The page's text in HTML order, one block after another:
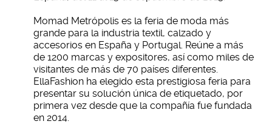
Momad Metrópolis es la feria de moda más
grande para la industria textil, calzado y
accesorios en España y Portugal. Reúne a más
de 1200 marcas y expositores, así como miles de
visitantes de más de 70 países diferentes.
EllaFashion ha elegido esta prestigiosa feria para
presentar su solución única de etiquetado, por
primera vez desde que la compañía fue fundada
en 2014.